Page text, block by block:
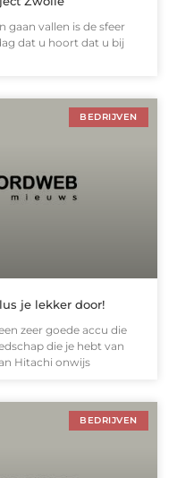
gaan vallen is de sfeer
dat u hoort dat u bij
BEDRIJVEN
je lekker door!
zeer goede accu die
die je hebt van
Hitachi onwijs
BEDRIJVEN